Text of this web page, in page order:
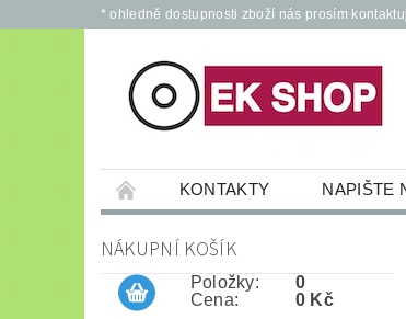
* ohledně dostupnosti zboží nás prosím
KONTAKTY NAPIŠTE
PŘÍSLUŠENSTVÍ PRO
JÍZDNÍ KOLA *
NÁKUPNÍ KOŠÍK
Položky:
Cena:
0
0 Kč